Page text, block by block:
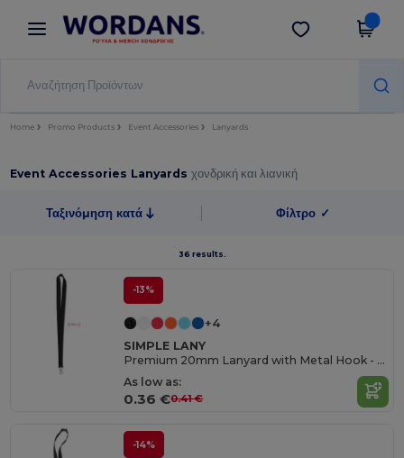
× Εφαρμογή Wordans
Καλύτερες τιμές στην εφαρμογή!
Λήψη app
Home Promo Products Event Accessories Lanyards
Event Accessories Lanyardsχονδρική και λιανική
Ταξινόμηση κατά Φίλτρο ✓
36 results.
-13%
+4
SIMPLE LANY
Premium 20mm Lanyard with Metal Hook - Sublimation Print - GiftRetail MO9058
As low as:
0.36 €0.41 €
-14%